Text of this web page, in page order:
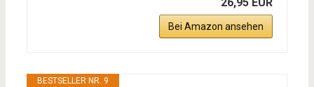
26,95 EUR
Bei Amazon ansehen
BESTSELLER NR. 9